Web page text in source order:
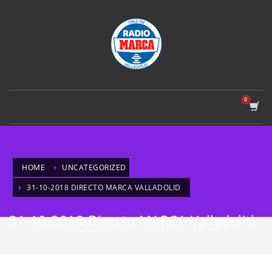
HOME
UNCATEGORIZED
31-10-2018 DIRECTO MARCA VALLADOLID
31-10-2018 Directo MARCA Valladolid